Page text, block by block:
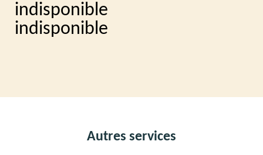
indisponible
indisponible
Autres services